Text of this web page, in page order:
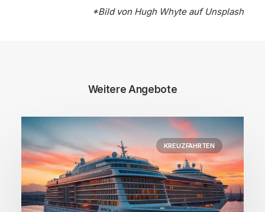
*Bild von Hugh Whyteauf Unsplash
Weitere Angebote
KREUZFAHRTEN